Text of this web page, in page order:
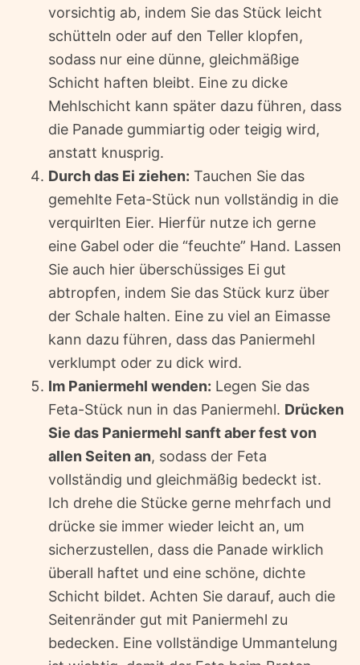
vorsichtig ab, indem Sie das Stück leicht
schütteln oder auf den Teller klopfen,
sodass nur eine dünne, gleichmäßige
Schicht haften bleibt. Eine zu dicke
Mehlschicht kann später dazu führen, dass
die Panade gummiartig oder teigig wird,
anstatt knusprig.
Durch das Ei ziehen: Tauchen Sie das
gemehlte Feta-Stück nun vollständig in die
verquirlten Eier. Hierfür nutze ich gerne
eine Gabel oder die “feuchte” Hand. Lassen
Sie auch hier überschüssiges Ei gut
abtropfen, indem Sie das Stück kurz über
der Schale halten. Eine zu viel an Eimasse
kann dazu führen, dass das Paniermehl
verklumpt oder zu dick wird.
Im Paniermehl wenden: Legen Sie das
Feta-Stück nun in das Paniermehl. Drücken
Sie das Paniermehl sanft aber fest von
allen Seiten an, sodass der Feta
vollständig und gleichmäßig bedeckt ist.
Ich drehe die Stücke gerne mehrfach und
drücke sie immer wieder leicht an, um
sicherzustellen, dass die Panade wirklich
überall haftet und eine schöne, dichte
Schicht bildet. Achten Sie darauf, auch die
Seitenränder gut mit Paniermehl zu
bedecken. Eine vollständige Ummantelung